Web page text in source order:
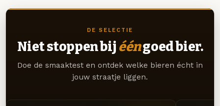
DE SELECTIE
Niet stoppen bij ééngoed bier.
Doe de smaaktest en ontdek welke bieren écht in
jouw straatje liggen.